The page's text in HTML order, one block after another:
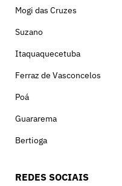
Mogi das Cruzes
Suzano
Itaquaquecetuba
Ferraz de Vasconcelos
Poá
Guararema
Bertioga
REDES SOCIAIS